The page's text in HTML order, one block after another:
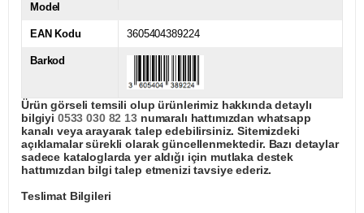
Model
EAN Kodu 3605404389224
Barkod
Ürün görseli temsili olup ürünlerimiz hakkında detaylı
bilgiyi 0533 030 82 13numaralı hattımızdan whatsapp
kanalı veya arayarak talep edebilirsiniz. Sitemizdeki
açıklamalar sürekli olarak güncellenmektedir. Bazı detaylar
sadece kataloglarda yer aldığı için mutlaka destek
hattımızdan bilgi talep etmenizi tavsiye ederiz.
Teslimat Bilgileri